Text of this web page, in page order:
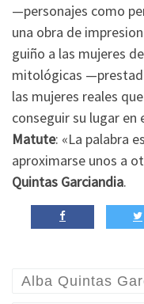
—personajes como
una obra de
guiño a las mujeres
mitológicas
las mujeres reales
conseguir su lugar en
Matute: «La palabra
aproximarse unos a
Quintas Garciandia.
Alba Quintas